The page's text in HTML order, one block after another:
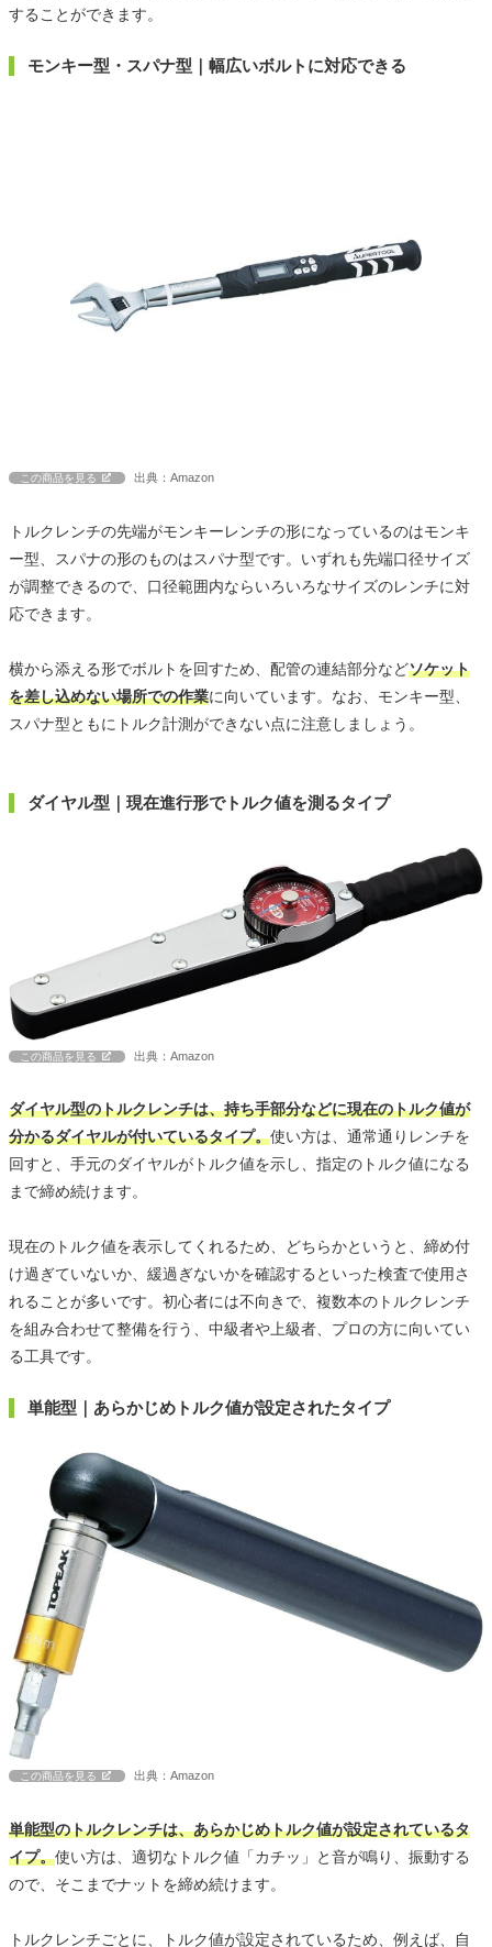
することができます。
モンキー型・スパナ型｜幅広いボルトに対応できる
この商品を見る 出典：Amazon
トルクレンチの先端がモンキーレンチの形になっているのはモンキ
ー型、スパナの形のものはスパナ型です。いずれも先端口径サイズ
が調整できるので、口径範囲内ならいろいろなサイズのレンチに対
応できます。
横から添える形でボルトを回すため、配管の連結部分などソケット
を差し込めない場所での作業に向いています。なお、モンキー型、
スパナ型ともにトルク計測ができない点に注意しましょう。
ダイヤル型｜現在進行形でトルク値を測るタイプ
この商品を見る 出典：Amazon
ダイヤル型のトルクレンチは、持ち手部分などに現在のトルク値が
分かるダイヤルが付いているタイプ。使い方は、通常通りレンチを
回すと、手元のダイヤルがトルク値を示し、指定のトルク値になる
まで締め続けます。
現在のトルク値を表示してくれるため、どちらかというと、締め付
け過ぎていないか、緩過ぎないかを確認するといった検査で使用さ
れることが多いです。初心者には不向きで、複数本のトルクレンチ
を組み合わせて整備を行う、中級者や上級者、プロの方に向いてい
る工具です。
単能型｜あらかじめトルク値が設定されたタイプ
この商品を見る 出典：Amazon
単能型のトルクレンチは、あらかじめトルク値が設定されているタ
イプ。使い方は、適切なトルク値「カチッ」と音が鳴り、振動する
ので、そこまでナットを締め続けます。
トルクレンチごとに、トルク値が設定されているため、例えば、自